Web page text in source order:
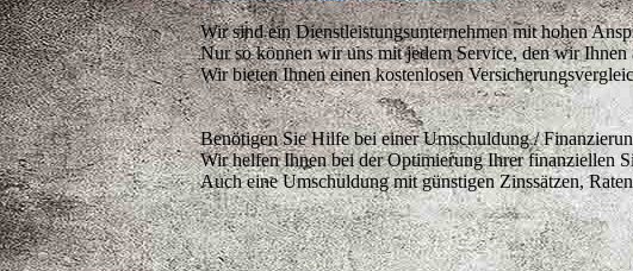
Wir sind ein Dienstleistungsunternehmen mit hohen
Nur so können wir uns mit jedem Service, den wir Ihnen
Wir bieten Ihnen einen kostenlosen
Benötigen Sie Hilfe bei einer Umschuldung /
Wir helfen Ihnen bei der Optimierung Ihrer finanziellen
Auch eine Umschuldung mit günstigen Zinssätzen,